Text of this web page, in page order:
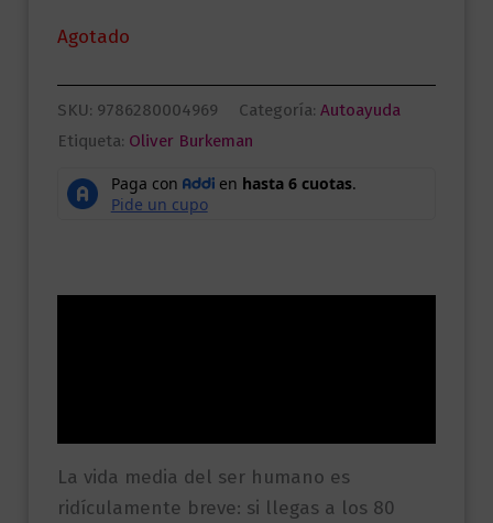
Agotado
SKU: 9786280004969 Categoría: Autoayuda
Etiqueta: Oliver Burkeman
La vida media del ser humano es
ridículamente breve: si llegas a los 80